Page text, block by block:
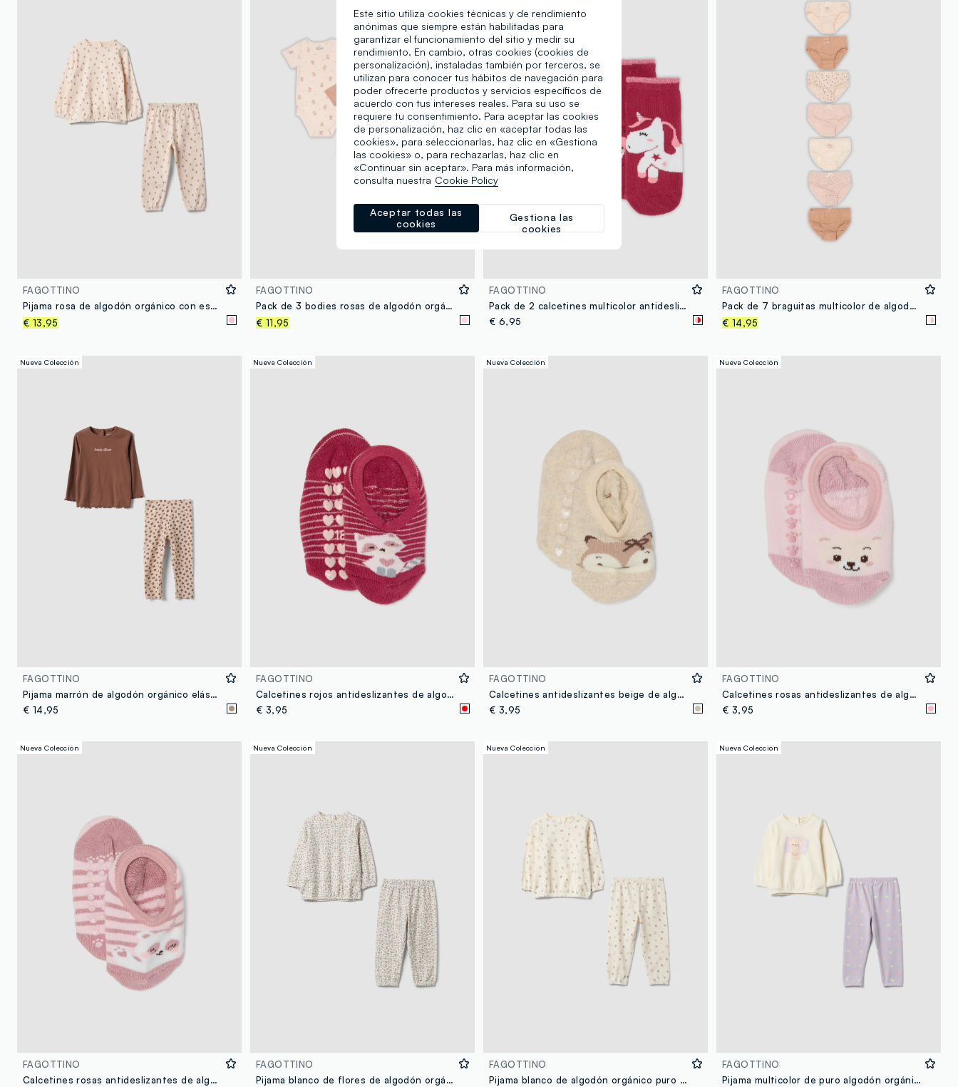
FAGOTTINO
Pijama rosa de algodón orgánico con estampado floral para bebé y niña
€ 13,95
FAGOTTINO
Pack de 3 bodies rosas de algodón orgánico para bebé y niña
€ 11,95
FAGOTTINO
Pack de 2 calcetines multicolor antideslizantes en mezcla de algodón orgánico para bebé niña
€ 6,95
FAGOTTINO
Pack de 7 braguitas multicolor de algodón orgánico puro para bebé y niña
€ 14,95
Nueva Colección
FAGOTTINO
Pijama marrón de algodón orgánico elástico para bebé niña
€ 14,95
Nueva Colección
FAGOTTINO
Calcetines rojos antideslizantes de algodón orgánico elástico con gatito
€ 3,95
Nueva Colección
FAGOTTINO
Calcetines antideslizantes beige de algodón orgánico elástico para bebé niña
€ 3,95
Nueva Colección
FAGOTTINO
Calcetines rosas antideslizantes de algodón orgánico elástico con osito
€ 3,95
Nueva Colección
FAGOTTINO
Calcetines rosas antideslizantes de algodón orgánico elástico con osito
Nueva Colección
FAGOTTINO
Pijama blanco de flores de algodón orgánico para bebé niña
Nueva Colección
FAGOTTINO
Pijama blanco de algodón orgánico puro con estampado de corazones y ositos para bebé niña
Nueva Colección
FAGOTTINO
Pijama multicolor de puro algodón orgánico con estampado de osito para bebé niña
Este sitio utiliza cookies técnicas y de rendimiento
anónimas que siempre están habilitadas para
garantizar el funcionamiento del sitio y medir su
rendimiento. En cambio, otras cookies (cookies de
personalización), instaladas también por terceros, se
utilizan para conocer tus hábitos de navegación para
poder ofrecerte productos y servicios específicos de
acuerdo con tus intereses reales. Para su uso se
requiere tu consentimiento. Para aceptar las cookies
de personalización, haz clic en «aceptar todas las
cookies», para seleccionarlas, haz clic en «Gestiona
las cookies» o, para rechazarlas, haz clic en
«Continuar sin aceptar». Para más información,
consulta nuestra Cookie Policy
Gestiona las
cookies
Aceptar todas las
cookies